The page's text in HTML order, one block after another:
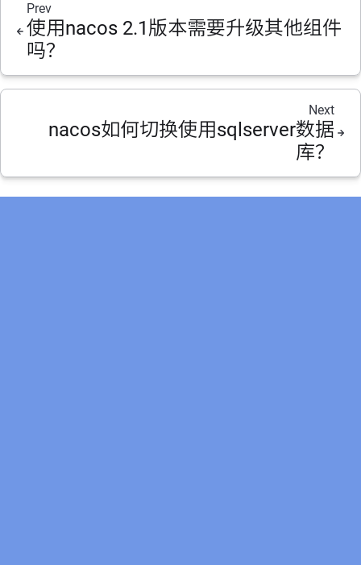
Prev
使用nacos 2.1版本需要升级其他组件
吗？
Next
nacos如何切换使用sqlserver数据
库？